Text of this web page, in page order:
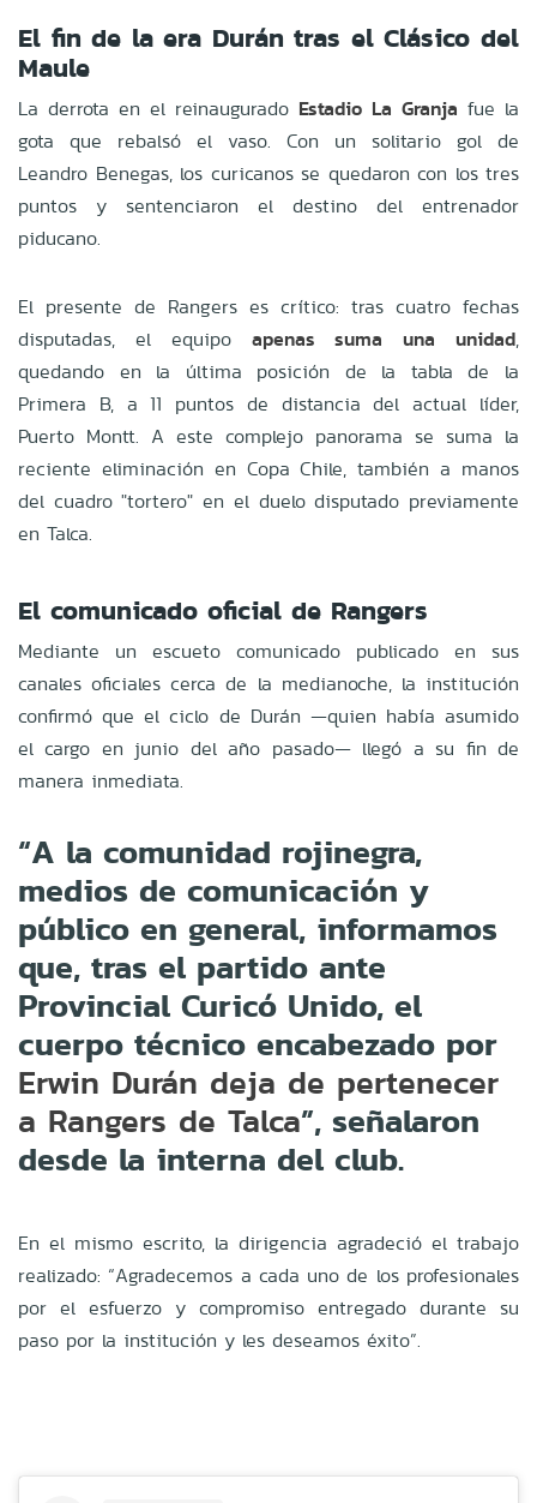
El fin de la era Durán tras el Clásico del
Maule
La derrota en el reinaugurado Estadio La Granja fue la
gota que rebalsó el vaso. Con un solitario gol de
Leandro Benegas, los curicanos se quedaron con los tres
puntos y sentenciaron el destino del entrenador
piducano.
El presente de Rangers es crítico: tras cuatro fechas
disputadas, el equipo apenas suma una unidad,
quedando en la última posición de la tabla de la
Primera B, a 11 puntos de distancia del actual líder,
Puerto Montt. A este complejo panorama se suma la
reciente eliminación en Copa Chile, también a manos
del cuadro "tortero" en el duelo disputado previamente
en Talca.
El comunicado oficial de Rangers
Mediante un escueto comunicado publicado en sus
canales oficiales cerca de la medianoche, la institución
confirmó que el ciclo de Durán —quien había asumido
el cargo en junio del año pasado— llegó a su fin de
manera inmediata.
“A la comunidad rojinegra,
medios de comunicación y
público en general, informamos
que, tras el partido ante
Provincial Curicó Unido, el
cuerpo técnico encabezado por
Erwin Durán deja de pertenecer
a Rangers de Talca”, señalaron
desde la interna del club.
En el mismo escrito, la dirigencia agradeció el trabajo
realizado: “Agradecemos a cada uno de los profesionales
por el esfuerzo y compromiso entregado durante su
paso por la institución y les deseamos éxito”.